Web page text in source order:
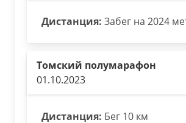
Дистанция: Забег на 2024
Томский полумарафон
01.10.2023
Дистанция: Бег 10 км